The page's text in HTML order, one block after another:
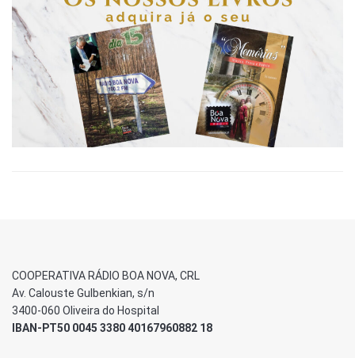
COOPERATIVA RÁDIO BOA NOVA, CRL
Av. Calouste Gulbenkian, s/n
3400-060 Oliveira do Hospital
IBAN-PT50 0045 3380 40167960882 18